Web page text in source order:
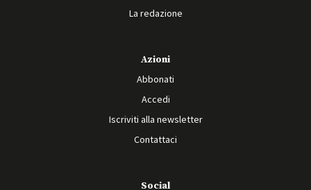
La redazione
Azioni
Abbonati
Accedi
Iscriviti alla newsletter
Contattaci
Social